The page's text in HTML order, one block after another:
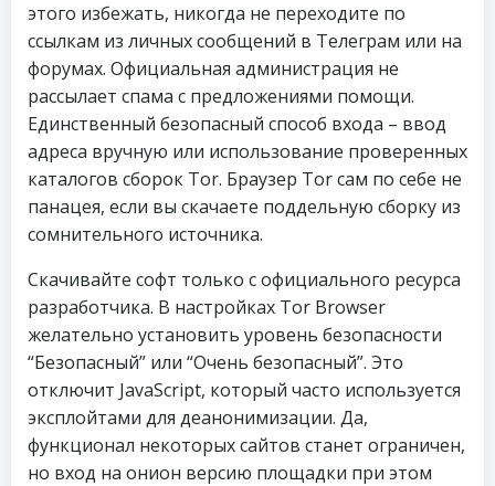
этого избежать, никогда не переходите по
ссылкам из личных сообщений в Телеграм или на
форумах. Официальная администрация не
рассылает спама с предложениями помощи.
Единственный безопасный способ входа – ввод
адреса вручную или использование проверенных
каталогов сборок Tor. Браузер Tor сам по себе не
панацея, если вы скачаете поддельную сборку из
сомнительного источника.
Скачивайте софт только с официального ресурса
разработчика. В настройках Tor Browser
желательно установить уровень безопасности
“Безопасный” или “Очень безопасный”. Это
отключит JavaScript, который часто используется
эксплойтами для деанонимизации. Да,
функционал некоторых сайтов станет ограничен,
но вход на онион версию площадки при этом